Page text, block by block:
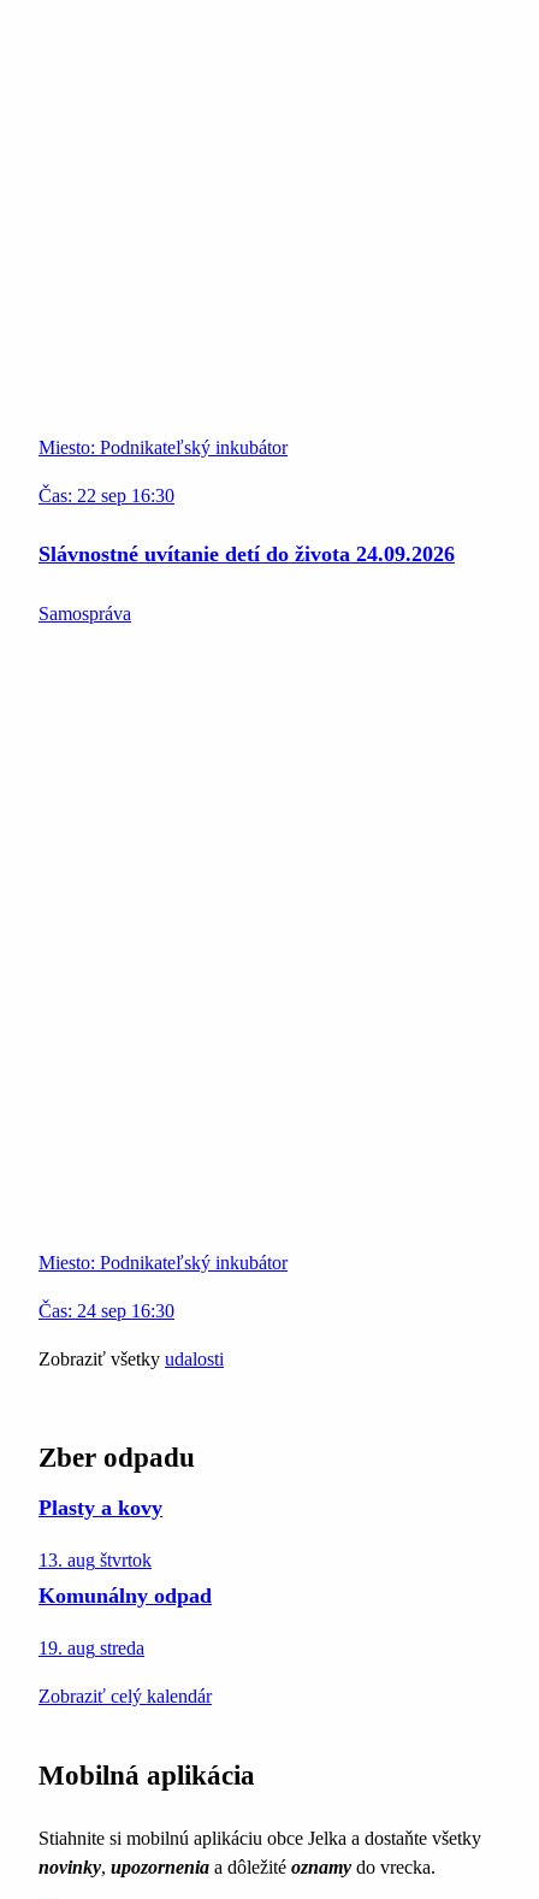
Miesto: Podnikateľský inkubátor
Čas: 22 sep 16:30
Slávnostné uvítanie detí do života 24.09.2026
Samospráva
Miesto: Podnikateľský inkubátor
Čas: 24 sep 16:30
Zobraziť všetky udalosti
Zber odpadu
Plasty a kovy
13. aug štvrtok
Komunálny odpad
19. aug streda
Zobraziť celý kalendár
Mobilná aplikácia
Stiahnite si mobilnú aplikáciu obce Jelka a dostaňte všetky
novinky, upozornenia a dôležité oznamy do vrecka.